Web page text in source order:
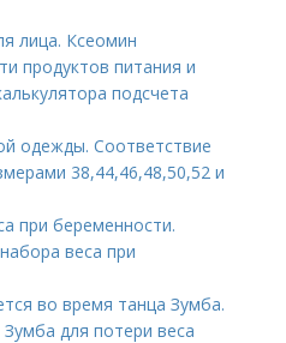
лица. Ксеомин
продуктов питания и
подсчета
одежды. Соответствие
38,44,46,48,50,52 и
при беременности.
веса при
во время танца Зумба.
для потери веса